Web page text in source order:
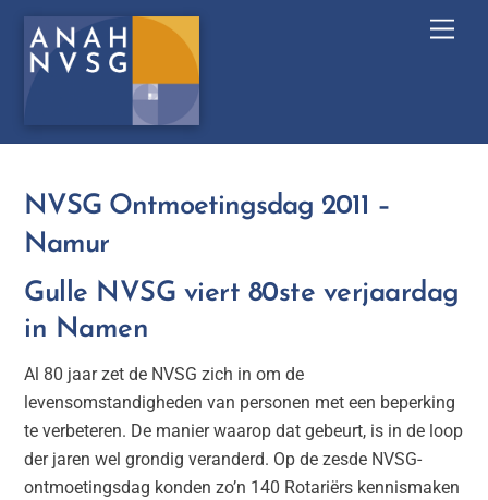
Skip
content
NVSG Ontmoetingsdag 2011 –
Namur
Gulle NVSG viert 80ste verjaardag
in Namen
Al 80 jaar zet de NVSG zich in om de
levensomstandigheden van personen met een beperking
te verbeteren. De manier waarop dat gebeurt, is in de loop
der jaren wel grondig veranderd. Op de zesde NVSG-
ontmoetingsdag konden zo’n 140 Rotariërs kennismaken